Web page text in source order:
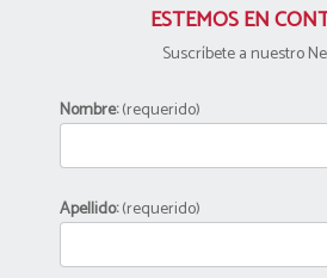
ESTEMOS EN
Suscríbete a nuestro
Nombre:(requerido)
Apellido:(requerido)